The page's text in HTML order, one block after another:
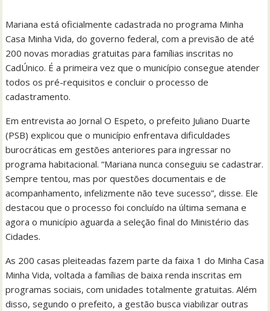
Mariana está oficialmente cadastrada no programa Minha
Casa Minha Vida, do governo federal, com a previsão de até
200 novas moradias gratuitas para famílias inscritas no
CadÚnico. É a primeira vez que o município consegue atender
todos os pré-requisitos e concluir o processo de
cadastramento.
Em entrevista ao Jornal O Espeto, o prefeito Juliano Duarte
(PSB) explicou que o município enfrentava dificuldades
burocráticas em gestões anteriores para ingressar no
programa habitacional. “Mariana nunca conseguiu se cadastrar.
Sempre tentou, mas por questões documentais e de
acompanhamento, infelizmente não teve sucesso”, disse. Ele
destacou que o processo foi concluído na última semana e
agora o município aguarda a seleção final do Ministério das
Cidades.
As 200 casas pleiteadas fazem parte da faixa 1 do Minha Casa
Minha Vida, voltada a famílias de baixa renda inscritas em
programas sociais, com unidades totalmente gratuitas. Além
disso, segundo o prefeito, a gestão busca viabilizar outras